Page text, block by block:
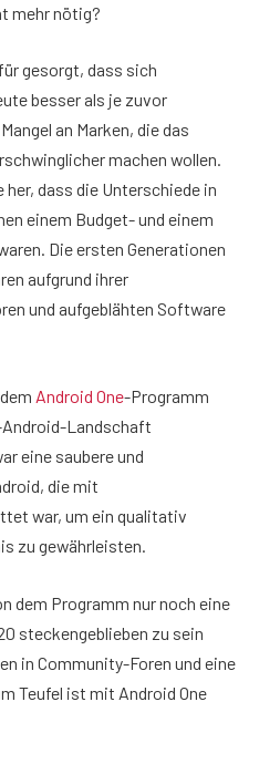
mehr nötig?
gesorgt, dass sich
besser als je zuvor
an Marken, die das
machen wollen.
dass die Unterschiede in
einem Budget- und einem
Die ersten Generationen
aufgrund ihrer
und aufgeblähten Software
Android One-Programm
Landschaft
eine saubere und
die mit
war, um ein qualitativ
zu gewährleisten.
dem Programm nur noch eine
steckengeblieben zu sein
in Community-Foren und eine
Teufel ist mit Android One